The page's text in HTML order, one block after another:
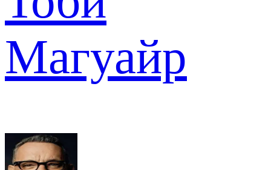
Магуайр